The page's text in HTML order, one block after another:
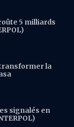
5 milliards
transformer la
signalés en